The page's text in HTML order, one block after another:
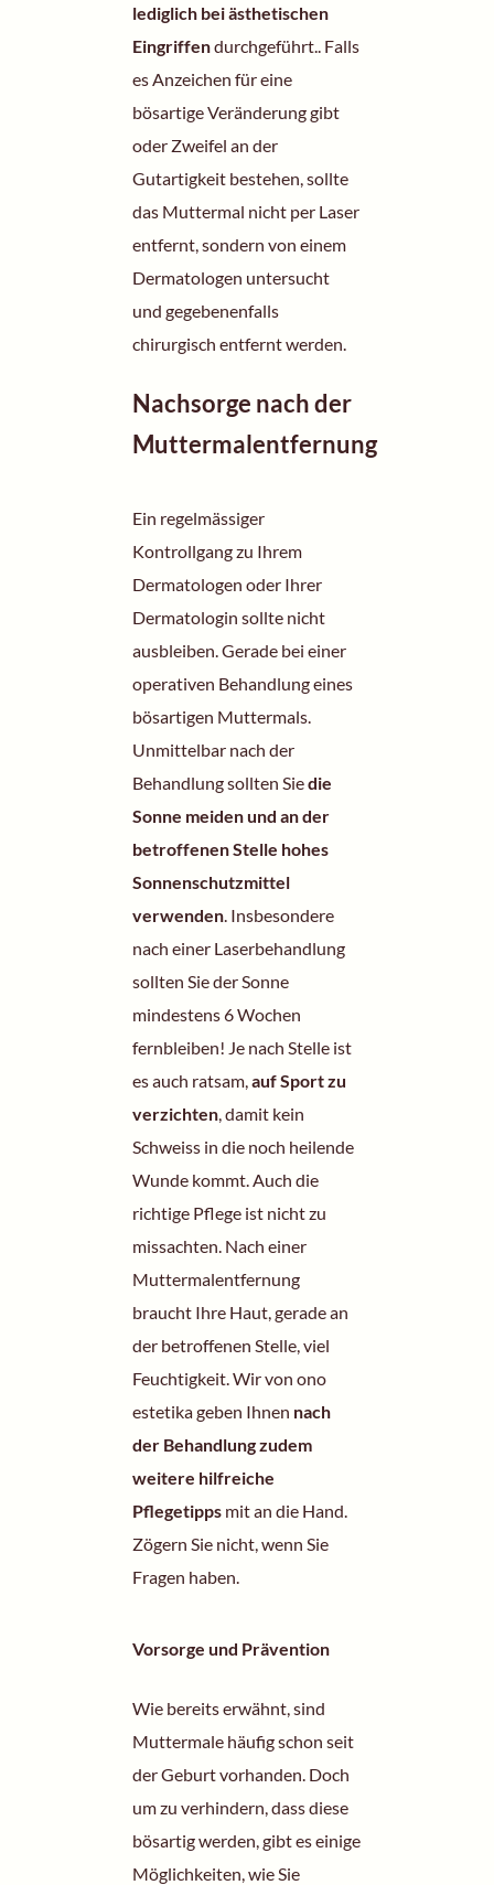
lediglich bei ästhetischen
Eingriffendurchgeführt.. Falls
es Anzeichen für eine
bösartige Veränderung gibt
oder Zweifel an der
Gutartigkeit bestehen, sollte
das Muttermal nicht per Laser
entfernt, sondern von einem
Dermatologen untersucht
und gegebenenfalls
chirurgisch entfernt werden.
Nachsorge nach der
Muttermalentfernung
Ein regelmässiger
Kontrollgang zu Ihrem
Dermatologen oder Ihrer
Dermatologin sollte nicht
ausbleiben. Gerade bei einer
operativen Behandlung eines
bösartigen Muttermals.
Unmittelbar nach der
Behandlung sollten Siedie
Sonne meiden und an der
betroffenen Stelle hohes
Sonnenschutzmittel
verwenden. Insbesondere
nach einer Laserbehandlung
sollten Sie der Sonne
mindestens 6 Wochen
fernbleiben! Je nach Stelle ist
es auch ratsam,auf Sport zu
verzichten, damit kein
Schweiss in die noch heilende
Wunde kommt. Auch die
richtige Pflege ist nicht zu
missachten. Nach einer
Muttermalentfernung
braucht Ihre Haut, gerade an
der betroffenen Stelle, viel
Feuchtigkeit. Wir von ono
estetika geben Ihnen nach
der Behandlungzudem
weitere hilfreiche
Pflegetippsmit an die Hand.
Zögern Sie nicht, wenn Sie
Fragen haben.
Vorsorge und Prävention
Wie bereits erwähnt, sind
Muttermale häufig schon seit
der Geburt vorhanden. Doch
um zu verhindern, dass diese
bösartig werden, gibt es einige
Möglichkeiten, wie Sie